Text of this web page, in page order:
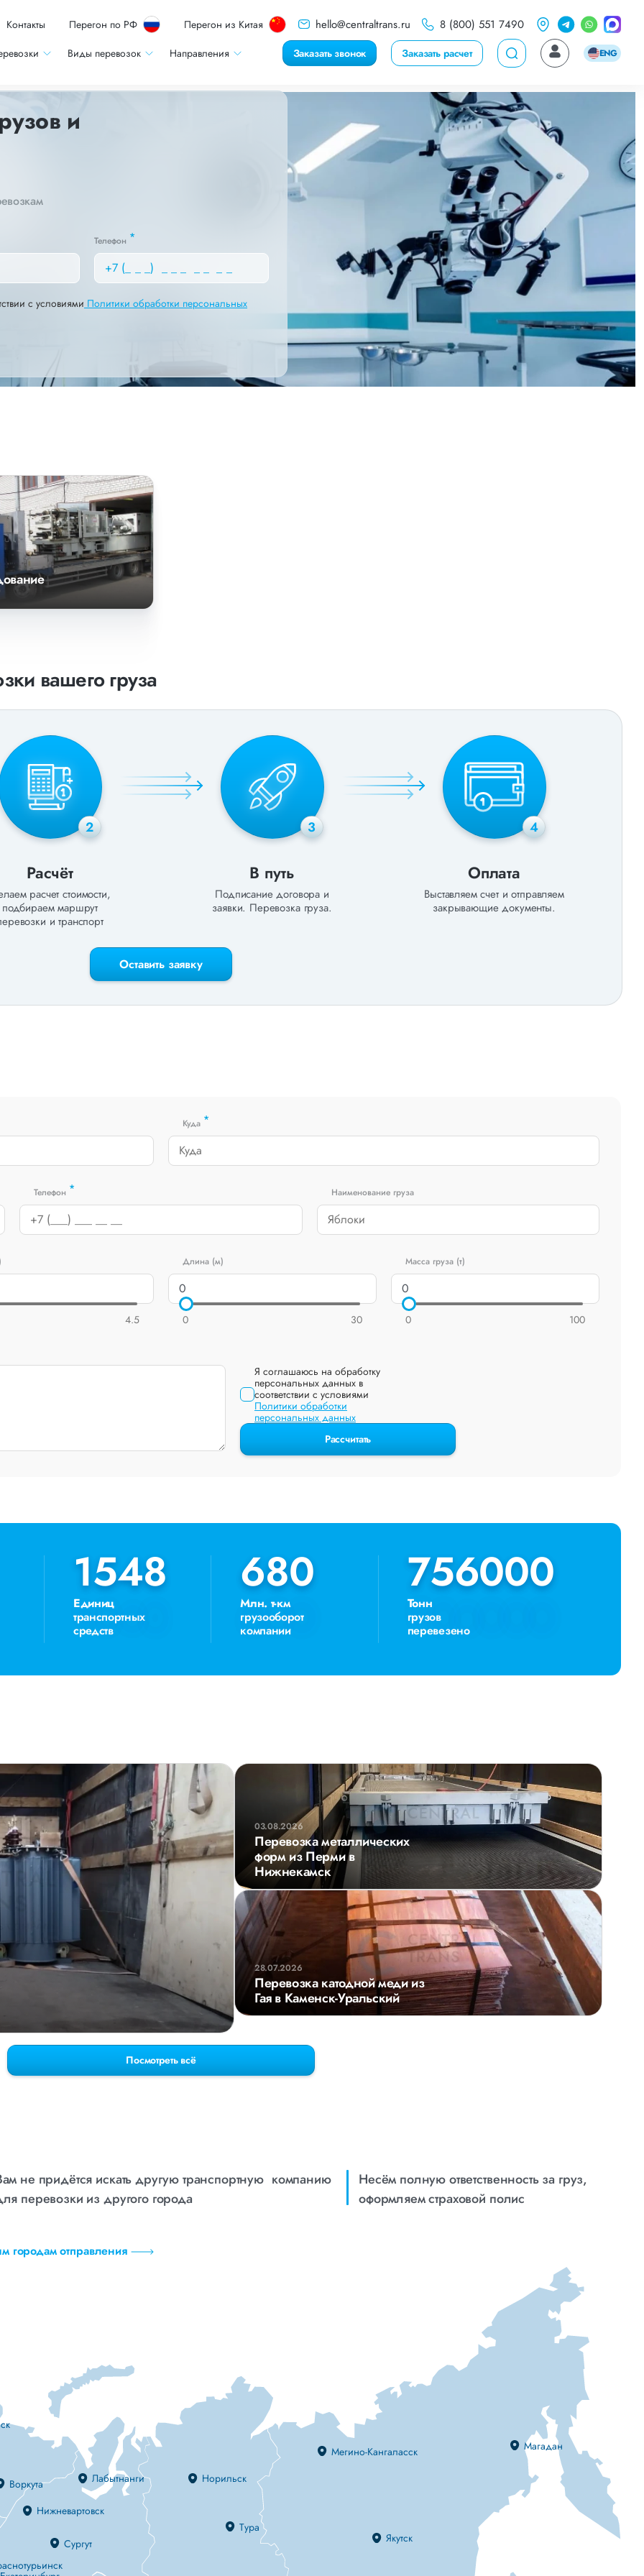
Контакты Перегон по РФ Перегон из Китая hello@centraltrans.ru 8 (800) 551 7490
Виды перевозок Направления Заказать звонок Заказать расчет ENG
и
Телефон *
с условиями Политики обработки персональных
вашего груза
2
Расчёт
расчет стоимости,
подбираем маршрут
и транспорт
3
В путь
Подписание договора и
заявки. Перевозка груза.
4
Оплата
Выставляем счет и отправляем
закрывающие документы.
Оставить заявку
Куда *
Телефон * Наименование груза
4.5
Длина (м)
0 30
Масса груза (т)
0 100
Я соглашаюсь на обработку
персональных данных в
соответствии с условиями
Политики обработки
персональных данных
Рассчитать
1548
1548
Единиц
транспортных
средств
680
680
Млн. т-км
грузооборот
компании
756000
756000
Тонн
грузов
перевезено
03.08.2026
Перевозка металлических
форм из Перми в
Нижнекамск
28.07.2026
Перевозка катодной меди из
Гая в Каменск-Уральский
Посмотреть всё
не придётся искать другую транспортную компанию
перевозки из другого города
Несём полную ответственность за груз,
оформляем страховой полис
городам отправления
Якутск
Норильск
Тура
Сургут
Воркута
Мегино-Кангаласск
Нижневартовск
Лабытнанги
Магадан